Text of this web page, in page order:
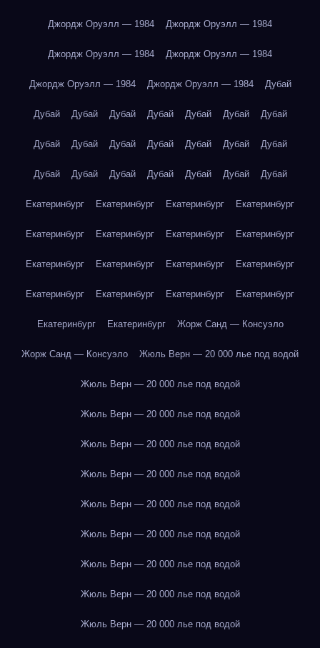
Джордж Оруэлл — 1984 Джордж Оруэлл — 1984
Джордж Оруэлл — 1984 Джордж Оруэлл — 1984
Джордж Оруэлл — 1984 Джордж Оруэлл — 1984 Дубай
Дубай Дубай Дубай Дубай Дубай Дубай Дубай
Дубай Дубай Дубай Дубай Дубай Дубай Дубай
Дубай Дубай Дубай Дубай Дубай Дубай Дубай
Екатеринбург Екатеринбург Екатеринбург Екатеринбург
Екатеринбург Екатеринбург Екатеринбург Екатеринбург
Екатеринбург Екатеринбург Екатеринбург Екатеринбург
Екатеринбург Екатеринбург Екатеринбург Екатеринбург
Екатеринбург Екатеринбург Жорж Санд — Консуэло
Жорж Санд — Консуэло Жюль Верн — 20 000 лье под водой
Жюль Верн — 20 000 лье под водой
Жюль Верн — 20 000 лье под водой
Жюль Верн — 20 000 лье под водой
Жюль Верн — 20 000 лье под водой
Жюль Верн — 20 000 лье под водой
Жюль Верн — 20 000 лье под водой
Жюль Верн — 20 000 лье под водой
Жюль Верн — 20 000 лье под водой
Жюль Верн — 20 000 лье под водой